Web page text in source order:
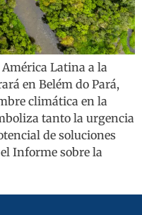
América Latina a la
en Belém do Pará,
climática en la
tanto la urgencia
de soluciones
Informe sobre la